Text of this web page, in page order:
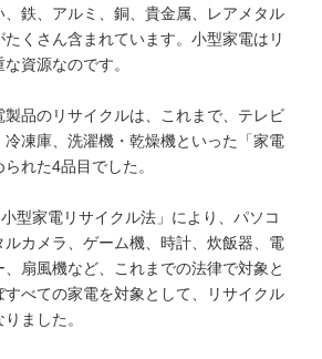
鉄、アルミ、銅、貴金属、レアメタル
くさん含まれています。小型家電はリ
資源なのです。
品のリサイクルは、これまで、テレビ
凍庫、洗濯機・乾燥機といった「家電
れた4品目でした。
型家電リサイクル法」により、パソコ
ルカメラ、ゲーム機、時計、炊飯器、電
扇風機など、これまでの法律で対象と
べての家電を対象として、リサイクル
ました。